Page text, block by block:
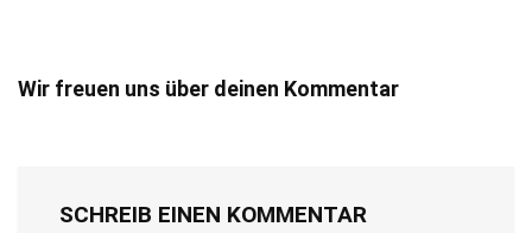
Wir freuen uns über deinen Kommentar
SCHREIB EINEN KOMMENTAR